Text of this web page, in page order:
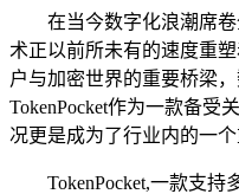
在当今数字化浪潮席
术正以前所未有的速度重
户与加密世界的重要桥梁
TokenPocket作为一款备受
况更是成为了行业内的一个
TokenPocket,一款支